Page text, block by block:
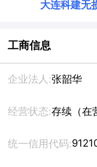
大连科建无
工商信息
企业法人:张韶华
经营状态:存续（在
统一信用代码: